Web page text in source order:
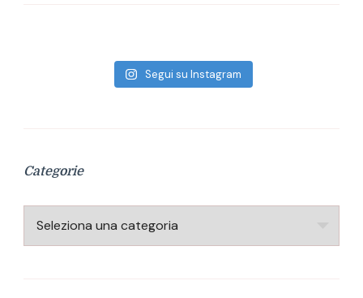
Segui su Instagram
Categorie
Categorie